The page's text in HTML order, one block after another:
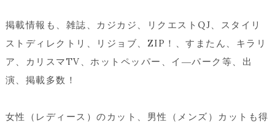
掲載情報も、雑誌、カジカジ、リクエストQJ、スタイリ
ストディレクトリ、リジョブ、ZIP！、すまたん、キラリ
ア、カリスマTV、ホットペッパー、イ―パーク等、出
演、掲載多数！
女性（レディース）のカット、男性（メンズ）カットも得